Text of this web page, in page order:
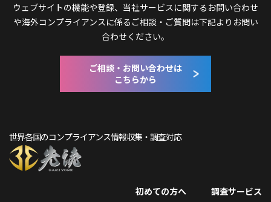
ウェブサイトの機能や登録、当社サービスに関するお問い合わせ
や海外コンプライアンスに係るご相談・ご質問は下記よりお問い
合わせください。
ご相談・お問い合わせは
こちらから
世界各国のコンプライアンス情報収集・調査対応
初めての方へ
調査サービス